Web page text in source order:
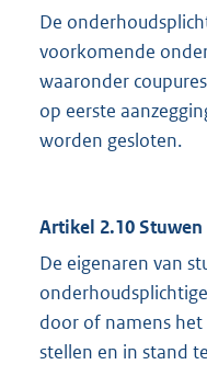
De
voorkomende
waaronder
op eerste
worden gesloten.
Artikel 2.10 Stuwen
De eigenaren van
door of namens
stellen en in stand